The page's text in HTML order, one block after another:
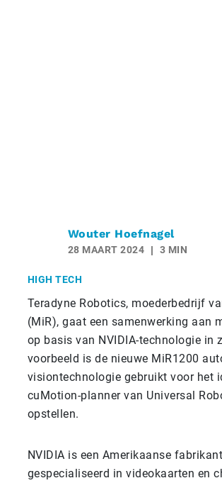
Wouter Hoefnagel
28 MAART 2024 3 MIN
HIGH TECH
Teradyne Robotics, moederbedrijf
(MiR), gaat een samenwerking aan
op basis van NVIDIA-technologie in
voorbeeld is de nieuwe MiR1200
visiontechnologie gebruikt voor het
cuMotion-planner van Universal
opstellen.
NVIDIA is een Amerikaanse
gespecialiseerd in videokaarten en